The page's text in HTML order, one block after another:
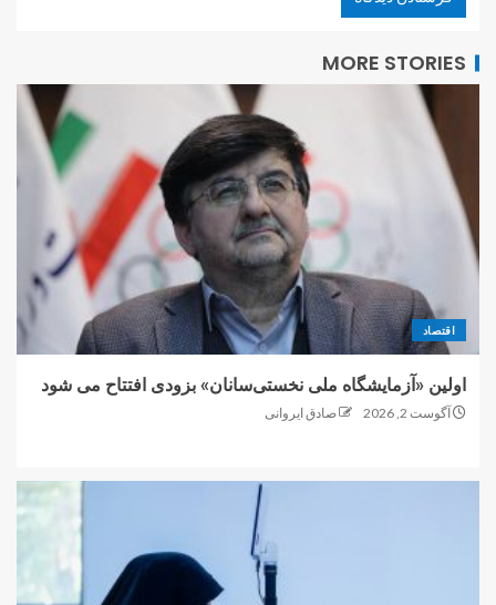
MORE STORIES
اقتصاد
اولین «آزمایشگاه ملی نخستی‌سانان» بزودی افتتاح می شود
آگوست 2, 2026 صادق ایروانی